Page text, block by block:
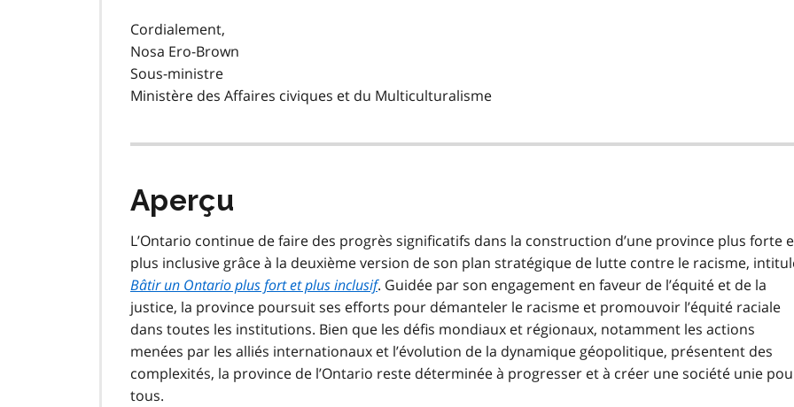
Cordialement,
Nosa Ero-Brown
Sous-ministre
Ministère des Affaires civiques et du Multiculturalisme
Aperçu
L’Ontario continue de faire des progrès significatifs dans la construction d’une province plus forte
plus inclusive grâce à la deuxième version de son plan stratégique de lutte contre le racisme,
Bâtir un Ontario plus fort et plus inclusif. Guidée par son engagement en faveur de l’équité et de la
justice, la province poursuit ses efforts pour démanteler le racisme et promouvoir l’équité raciale
dans toutes les institutions. Bien que les défis mondiaux et régionaux, notamment les actions
menées par les alliés internationaux et l’évolution de la dynamique géopolitique, présentent des
complexités, la province de l’Ontario reste déterminée à progresser et à créer une société unie
tous.